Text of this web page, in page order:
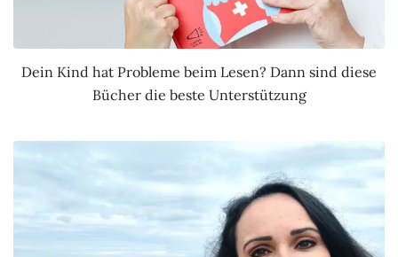
Dein Kind hat Probleme beim Lesen? Dann sind diese
Bücher die beste Unterstützung